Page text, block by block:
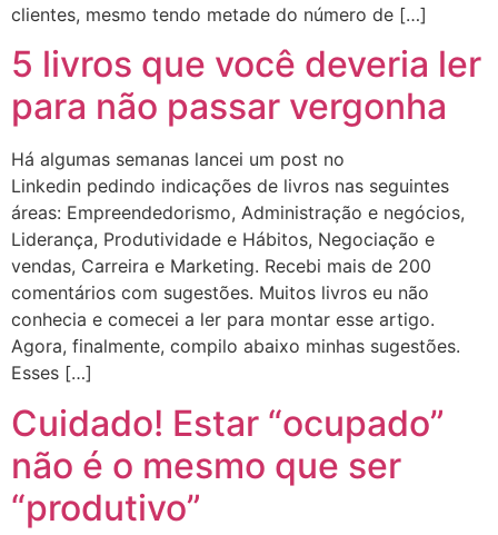
clientes, mesmo tendo metade do número de […]
5 livros que você deveria ler
para não passar vergonha
Há algumas semanas lancei um post no
Linkedin pedindo indicações de livros nas seguintes
áreas: Empreendedorismo, Administração e negócios,
Liderança, Produtividade e Hábitos, Negociação e
vendas, Carreira e Marketing. Recebi mais de 200
comentários com sugestões. Muitos livros eu não
conhecia e comecei a ler para montar esse artigo.
Agora, finalmente, compilo abaixo minhas sugestões.
Esses […]
Cuidado! Estar “ocupado”
não é o mesmo que ser
“produtivo”